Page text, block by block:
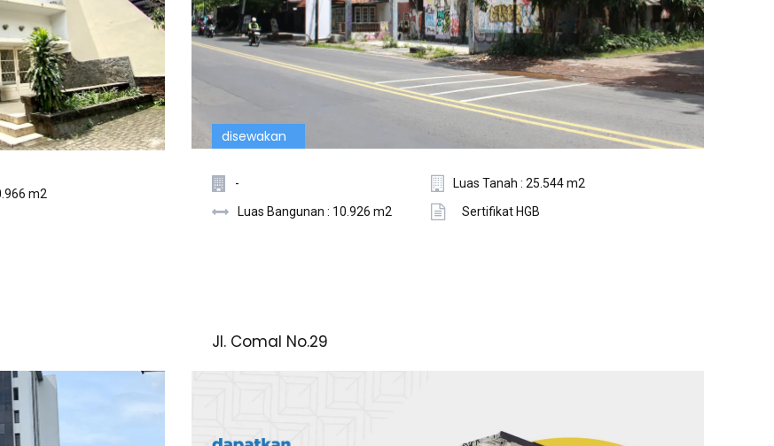
m2
disewakan
-
Luas Tanah : 25.544 m2
Luas Bangunan : 10.926 m2
Sertifikat HGB
Jl. Comal No.29